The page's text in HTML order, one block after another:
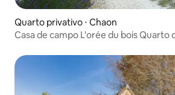
Quarto privativo ⋅ Chaon
Casa de campo L'orée du bois Quarto